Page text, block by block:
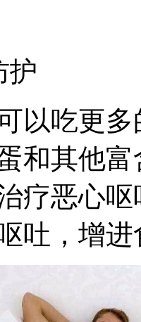
吃更多
和其他
疗恶心
吐，增进